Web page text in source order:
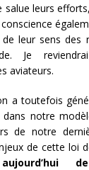
salue leurs
leur sens des
Je
aviateurs.
a toutefois
dans notre
de notre
de cette loi